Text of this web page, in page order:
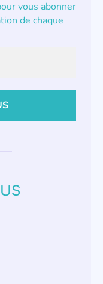
vous abonner
de chaque